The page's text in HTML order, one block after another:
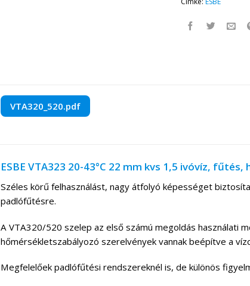
VTA320_520.pdf
ESBE VTA323 20-43°C 22 mm kvs 1,5 ivóvíz,
Széles körű felhasználást, nagy átfolyó képességet
padlófűtésre.
A VTA320/520 szelep az első számú megoldás használati
hőmérsékletszabályozó szerelvények vannak beépítve a
Megfelelőek padlófűtési rendszereknél is, de különös